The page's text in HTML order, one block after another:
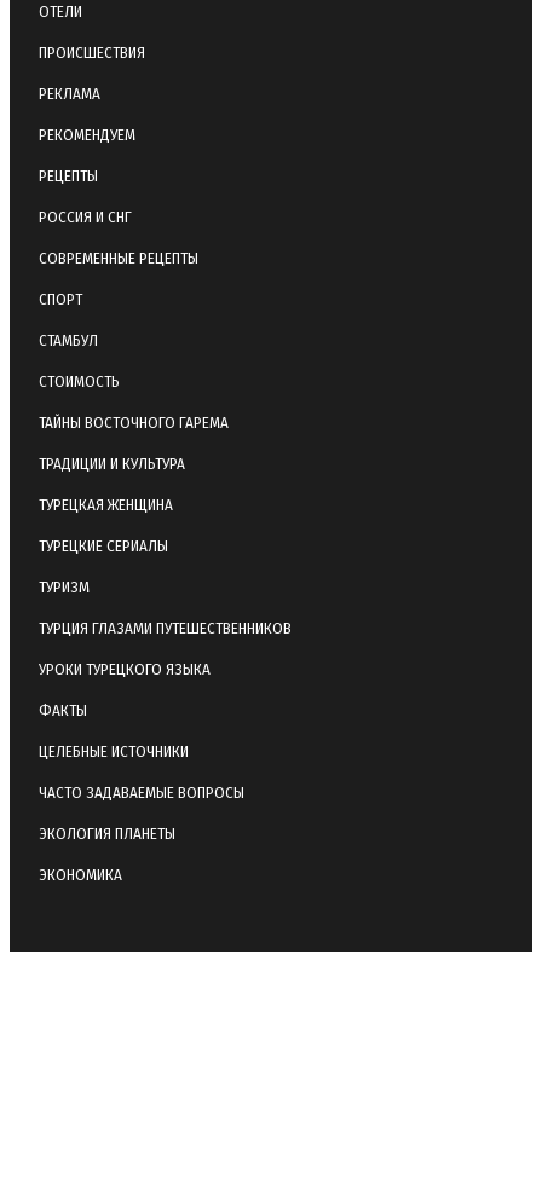
ОТЕЛИ
ПРОИСШЕСТВИЯ
РЕКЛАМА
РЕКОМЕНДУЕМ
РЕЦЕПТЫ
РОССИЯ И СНГ
СОВРЕМЕННЫЕ РЕЦЕПТЫ
СПОРТ
СТАМБУЛ
СТОИМОСТЬ
ТАЙНЫ ВОСТОЧНОГО ГАРЕМА
ТРАДИЦИИ И КУЛЬТУРА
ТУРЕЦКАЯ ЖЕНЩИНА
ТУРЕЦКИЕ СЕРИАЛЫ
ТУРИЗМ
ТУРЦИЯ ГЛАЗАМИ ПУТЕШЕСТВЕННИКОВ
УРОКИ ТУРЕЦКОГО ЯЗЫКА
ФАКТЫ
ЦЕЛЕБНЫЕ ИСТОЧНИКИ
ЧАСТО ЗАДАВАЕМЫЕ ВОПРОСЫ
ЭКОЛОГИЯ ПЛАНЕТЫ
ЭКОНОМИКА